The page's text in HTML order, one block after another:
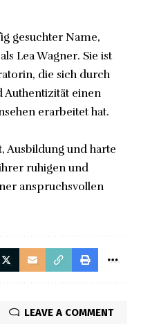
gesuchter Name,
Lea Wagner. Sie ist
die sich durch
einen
erarbeitet hat.
Ausbildung und harte
ruhigen und
anspruchsvollen
LEAVE A COMMENT